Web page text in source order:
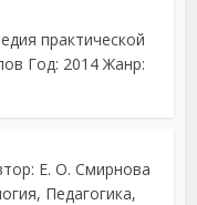
практической
Год: 2014 Жанр:
Е. О. Смирнова
Педагогика,